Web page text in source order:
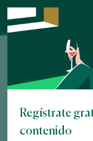
.
Regístrate
contenido